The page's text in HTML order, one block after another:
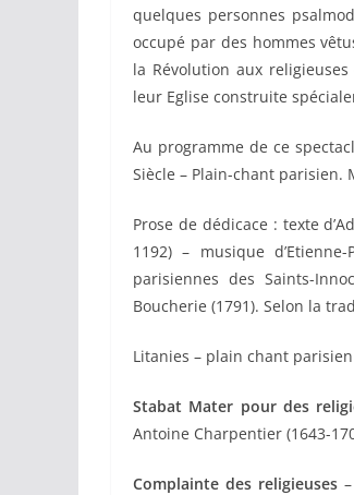
quelques personnes
occupé par des hommes
la Révolution aux
leur Eglise construite
Au programme de ce
Siècle – Plain-chant parisien.
Prose de dédicace : texte
1192) – musique
parisiennes des Saints-
Boucherie (1791). Selon la
Litanies – plain chant
Stabat Mater pour des
Antoine Charpentier (1643-
Complainte des religieuses